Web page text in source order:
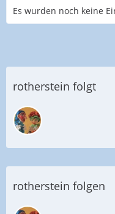
Es wurden noch keine
rotherstein folgt
rotherstein folgen